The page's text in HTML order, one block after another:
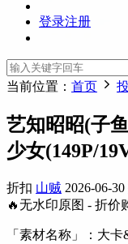
登录注册
当前位置： 首页
艺知昭昭(子
少女(149P/
折扣 山贼 2026-06-30
🔥无水印原图 - 折价
「素材名称」：大